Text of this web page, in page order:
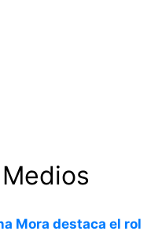
Mora destaca el rol